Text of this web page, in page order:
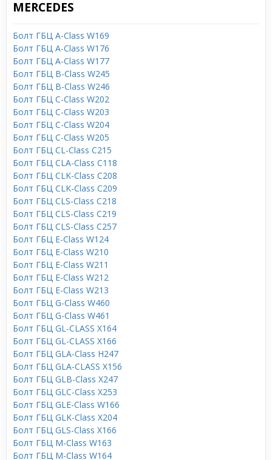
MERCEDES
Болт ГБЦ A-Class W169
Болт ГБЦ A-Class W176
Болт ГБЦ A-Class W177
Болт ГБЦ B-Class W245
Болт ГБЦ B-Class W246
Болт ГБЦ C-Class W202
Болт ГБЦ C-Class W203
Болт ГБЦ C-Class W204
Болт ГБЦ C-Class W205
Болт ГБЦ CL-Class C215
Болт ГБЦ CLA-Class C118
Болт ГБЦ CLK-Class C208
Болт ГБЦ CLK-Class C209
Болт ГБЦ CLS-Class C218
Болт ГБЦ CLS-Class C219
Болт ГБЦ CLS-Class C257
Болт ГБЦ E-Class W124
Болт ГБЦ E-Class W210
Болт ГБЦ E-Class W211
Болт ГБЦ E-Class W212
Болт ГБЦ E-Class W213
Болт ГБЦ G-Class W460
Болт ГБЦ G-Class W461
Болт ГБЦ GL-CLASS X164
Болт ГБЦ GL-CLASS X166
Болт ГБЦ GLA-Class H247
Болт ГБЦ GLA-CLASS X156
Болт ГБЦ GLB-Class X247
Болт ГБЦ GLC-Class X253
Болт ГБЦ GLE-Class W166
Болт ГБЦ GLK-Class X204
Болт ГБЦ GLS-Class X166
Болт ГБЦ M-Class W163
Болт ГБЦ M-Class W164